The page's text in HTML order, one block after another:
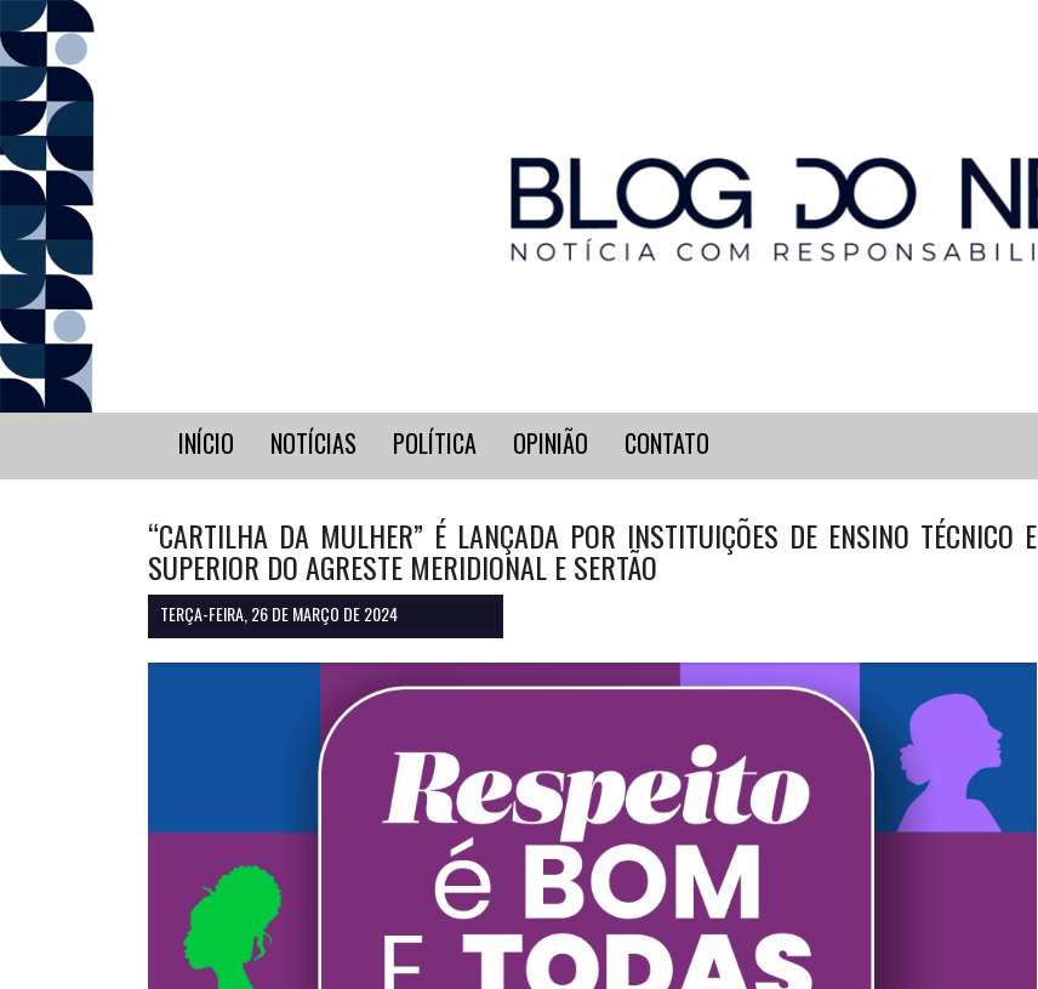
INÍCIO NOTÍCIAS POLÍTICA OPINIÃO CONTATO
“CARTILHA DA MULHER” É LANÇADA POR INSTITUIÇÕES DE ENSINO TÉCNICO E
SUPERIOR DO AGRESTE MERIDIONAL E SERTÃO
TERÇA-FEIRA, 26 DE MARÇO DE 2024